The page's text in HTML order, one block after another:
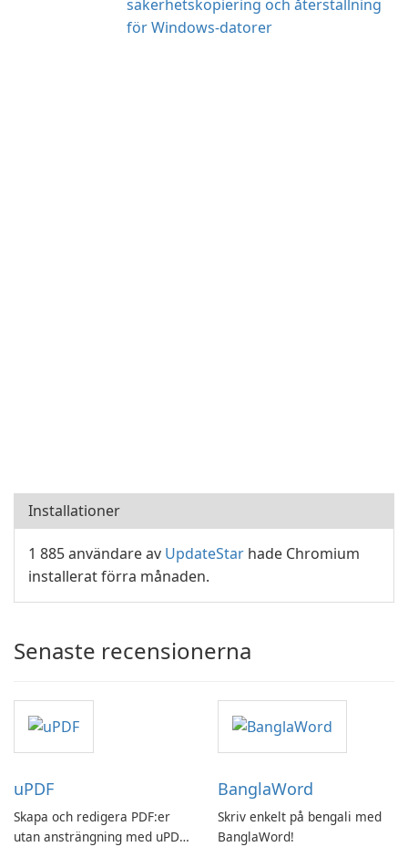
säkerhetskopiering och återställning
för Windows-datorer
Installationer
1 885 användare av UpdateStar hade Chromium
installerat förra månaden.
Senaste recensionerna
uPDF
Skapa och redigera PDF:er
utan ansträngning med uPDF
BanglaWord
Skriv enkelt på bengali med
BanglaWord!